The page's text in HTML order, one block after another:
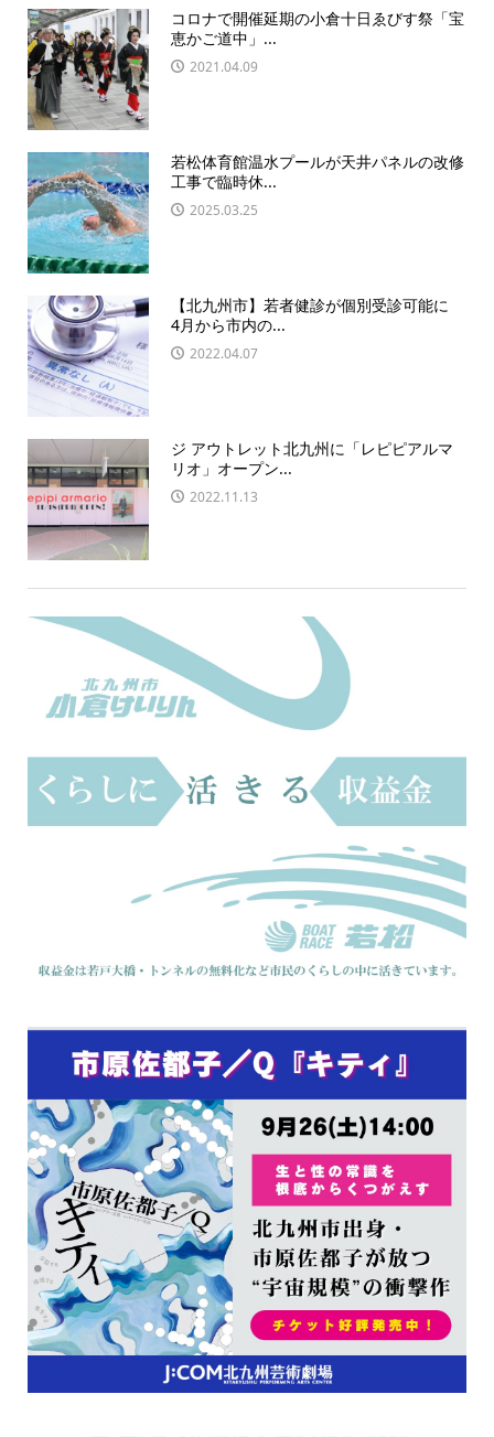
コロナで開催延期の小倉十日ゑびす祭「宝
恵かご道中」...
2021.04.09
若松体育館温水プールが天井パネルの改修
工事で臨時休...
2025.03.25
【北九州市】若者健診が個別受診可能に
4月から市内の...
2022.04.07
ジ アウトレット北九州に「レピピアルマ
リオ」オープン...
2022.11.13